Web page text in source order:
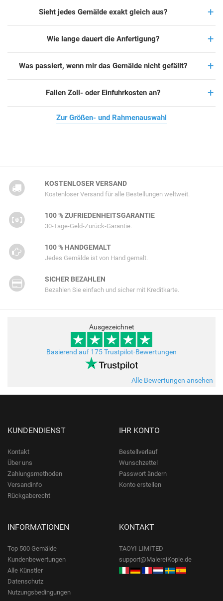
Sieht jedes Gemälde exakt gleich aus?
Wie lange dauert die Anfertigung?
Was passiert, wenn mir das Gemälde nicht gefällt?
Fallen Zoll- oder Einfuhrkosten an?
Zur Größen- und Rahmenauswahl
KOSTENLOSER VERSAND
Kostenloser Versand für alle Bestellungen weltweit.
100 % ZUFRIEDENHEITSGARANTIE
30-Tage-Geld-Zurück-Garantie.
100 % HANDGEMALT
Jedes Gemälde ist von Hand gemalt.
SICHER BEZAHLEN
Bezahlen Sie einfach und sicher mit Kreditkarte.
Ausgezeichnet
Basierend auf 175 Trustpilot-Bewertungen
Alle Bewertungen ansehen
KUNDENDIENST
Kontakt
Über uns
Zahlungsmethoden
Versandinfo
Rückgaberecht
IHR KONTO
Bestellverlauf
Wunschzettel
Passwort ändern
Konto erstellen
INFORMATIONEN
Top 500 Gemälde
Kundenbewertungen
Alle Künstler
Datenschutz
Nutzungsbedingungen
KONTAKT
TAOYI LIMITED
support@MalereiKopie.de